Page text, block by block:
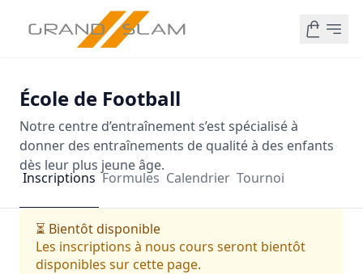
École de Football
Notre centre d’entraînement s’est spécialisé à
donner des entraînements de qualité à des enfants
dès leur plus jeune âge.
Inscriptions Formules Calendrier Tournoi
⏳ Bientôt disponible
Les inscriptions à nous cours seront bientôt
disponibles sur cette page.